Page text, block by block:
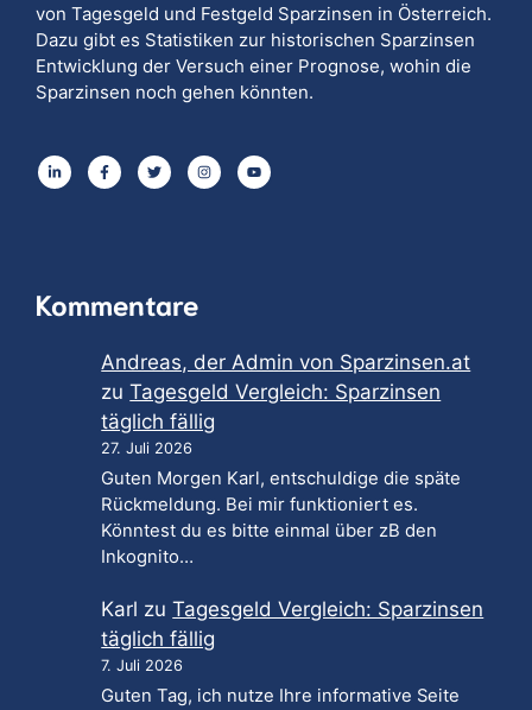
von Tagesgeld und Festgeld Sparzinsen in Österreich.
Dazu gibt es Statistiken zur historischen Sparzinsen
Entwicklung der Versuch einer Prognose, wohin die
Sparzinsen noch gehen könnten.
Kommentare
Andreas, der Admin von Sparzinsen.at
zuTagesgeld Vergleich: Sparzinsen
täglich fällig
27. Juli 2026
Guten Morgen Karl, entschuldige die späte
Rückmeldung. Bei mir funktioniert es.
Könntest du es bitte einmal über zB den
Inkognito…
Karl zuTagesgeld Vergleich: Sparzinsen
täglich fällig
7. Juli 2026
Guten Tag, ich nutze Ihre informative Seite